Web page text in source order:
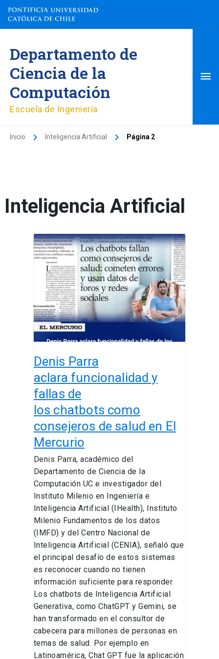
contenido
Departamento de
Ciencia de la
Computación
Escuela de Ingeniería
Inicio Inteligencia Artificial Página 2
Inteligencia Artificial
Denis Parra
aclara funcionalidad y
fallas de
los chatbots como
consejeros de salud en El
Mercurio
Denis Parra, académico del
Departamento de Ciencia de la
Computación UC e investigador del
Instituto Milenio en Ingeniería e
Inteligencia Artificial (IHealth), Instituto
Milenio Fundamentos de los datos
(IMFD) y del Centro Nacional de
Inteligencia Artificial (CENIA), señaló que
el principal desafío de estos sistemas
es reconocer cuando no tienen
información suficiente para responder.
Los chatbots de Inteligencia Artificial
Generativa, como ChatGPT y Gemini, se
han transformado en el consultor de
cabecera para millones de personas en
temas de salud. Por ejemplo en
Latinoamérica, Chat GPT fue la aplicación
Denis
Parra
aclara funcionalidad y
fallas de
los chatbots como
consejeros
de
salud en